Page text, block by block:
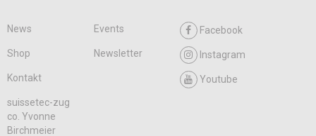
News Events
Shop Newsletter
Kontakt
Facebook
Instagram
Youtube
suissetec-zug
co. Yvonne
Birchmeier